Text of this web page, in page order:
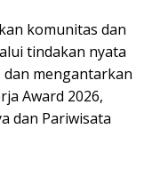
komunitas dan
tindakan nyata
mengantarkan
Award 2026,
dan Pariwisata